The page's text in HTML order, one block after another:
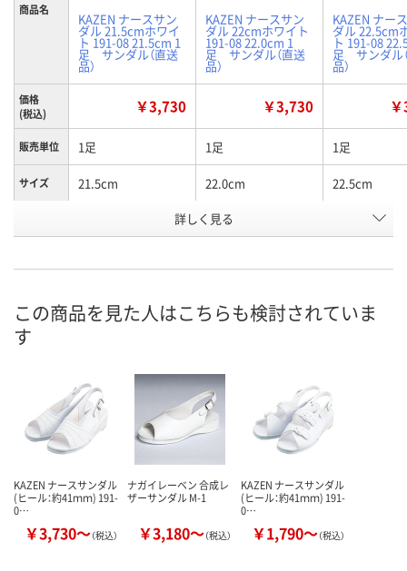
商品名
KAZEN ナースサン
ダル 21.5cmホワイ
ト 191-08 21.5cm 1
足 サンダル（直送
品）
KAZEN ナースサン
ダル 22cmホワイト
191-08 22.0cm 1
足 サンダル（直送
品）
KAZEN ナー
ダル 22.5cm
ト 191-08
足 サンダル
品）
価格
(税込)
￥3,730 ￥3,730
販売単位 1足 1足 1足
サイズ 21.5cm 22.0cm 22.5cm
2583734 2583743
カゴへ
詳しく見る
この商品を見た人はこちらも検討されていま
す
KAZEN ナースサンダル
(ヒール：約41ｍｍ) 191-
0…
￥3,730～（税込）
ナガイレーベン 合成レ
ザーサンダル M-1
￥3,180～（税込）
KAZEN ナースサンダル
(ヒール：約41ｍｍ) 191-
0…
￥1,790～（税込）